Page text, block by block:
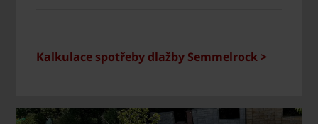
Kalkulace spotřeby dlažby Semmelrock >